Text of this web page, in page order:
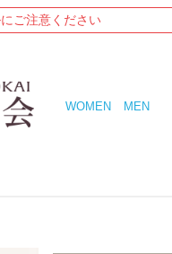
ご注意ください
WOMEN MEN